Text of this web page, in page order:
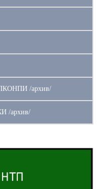
/архив/
/архив/